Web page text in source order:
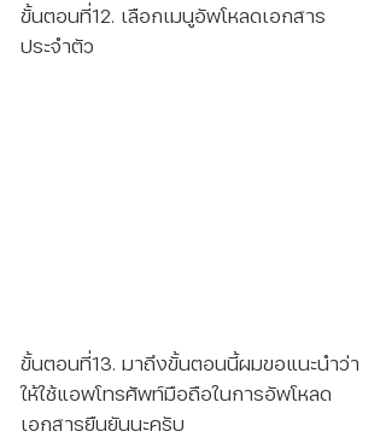
ขั้นตอนที่12. เลือกเมนูอัพโหลดเอกสาร
ประจำตัว
ขั้นตอนที่13. มาถึงขั้นตอนนี้ผมขอแนะนำว่า
ให้ใช้แอพโทรศัพท์มือถือในการอัพโหลด
เอกสารยืนยันนะครับ